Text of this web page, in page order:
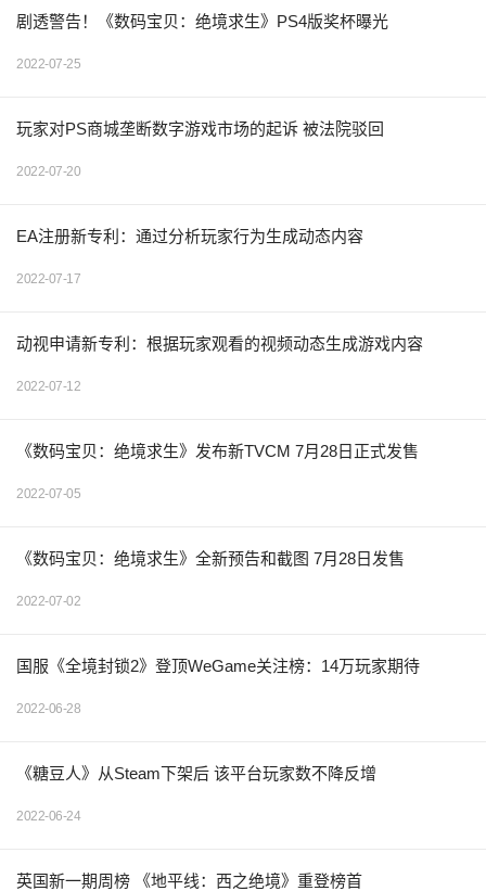
剧透警告！《数码宝贝：绝境求生》PS4版奖杯曝光
2022-07-25
玩家对PS商城垄断数字游戏市场的起诉 被法院驳回
2022-07-20
EA注册新专利：通过分析玩家行为生成动态内容
2022-07-17
动视申请新专利：根据玩家观看的视频动态生成游戏内容
2022-07-12
《数码宝贝：绝境求生》发布新TVCM 7月28日正式发售
2022-07-05
《数码宝贝：绝境求生》全新预告和截图 7月28日发售
2022-07-02
国服《全境封锁2》登顶WeGame关注榜：14万玩家期待
2022-06-28
《糖豆人》从Steam下架后 该平台玩家数不降反增
2022-06-24
英国新一期周榜 《地平线：西之绝境》重登榜首